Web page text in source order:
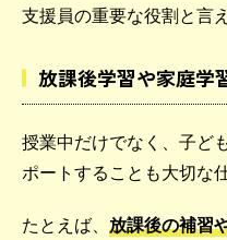
支援員の重要な役割と言
放課後学習や家庭学
授業中だけでなく、子ど
ポートすることも大切な
たとえば、 放課後の補習